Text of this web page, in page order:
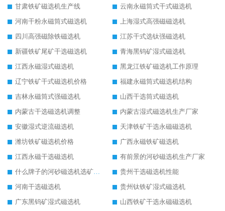
甘肃铁矿磁选机生产线
云南永磁筒式干式磁选机
河南干粉永磁筒式磁选机
上海湿式高强磁磁选机
四川高强磁除铁磁选机
江苏干式选钛强磁选机
新疆铁矿尾矿干选磁选机
青海黑钨矿湿式磁选机
江西永磁湿式磁选机
黑龙江铁矿磁选机工作原理
辽宁铁矿干式磁选机价格
福建永磁筒式磁选机结构
吉林永磁筒式强磁选机
山西干选筒式磁选机
内蒙古干选磁选机调整
内蒙古湿式磁选机生产厂家
安徽湿式逆流磁选机
天津铁矿干选永磁磁选机
潍坊铁矿磁选机价格
广西永磁铁矿磁选机
江西永磁干选磁选机
有前景的河砂磁选机生产厂家
什么牌子的河砂磁选机选矿效果好
贵州干选磁选机性能
河南干选磁选机
贵州钛铁矿湿式磁选机
广东黑钨矿湿式磁选机
山西铁矿干选永磁磁选机